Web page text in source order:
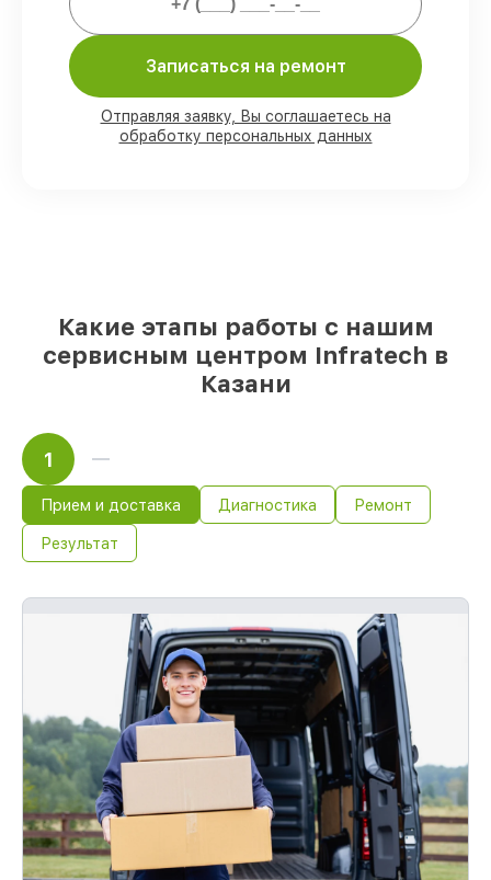
заказов выполняем с возможностью
личного присутствия владельца
90%
установке в Казани, остальные доступны
для срочного заказа
Записаться на ремонт
Отправляя заявку, Вы соглашаетесь на
обработку персональных данных
Какие этапы работы с нашим
сервисным центром Infratech в
Казани
1
Прием и доставка Диагностика Ремонт
Результат